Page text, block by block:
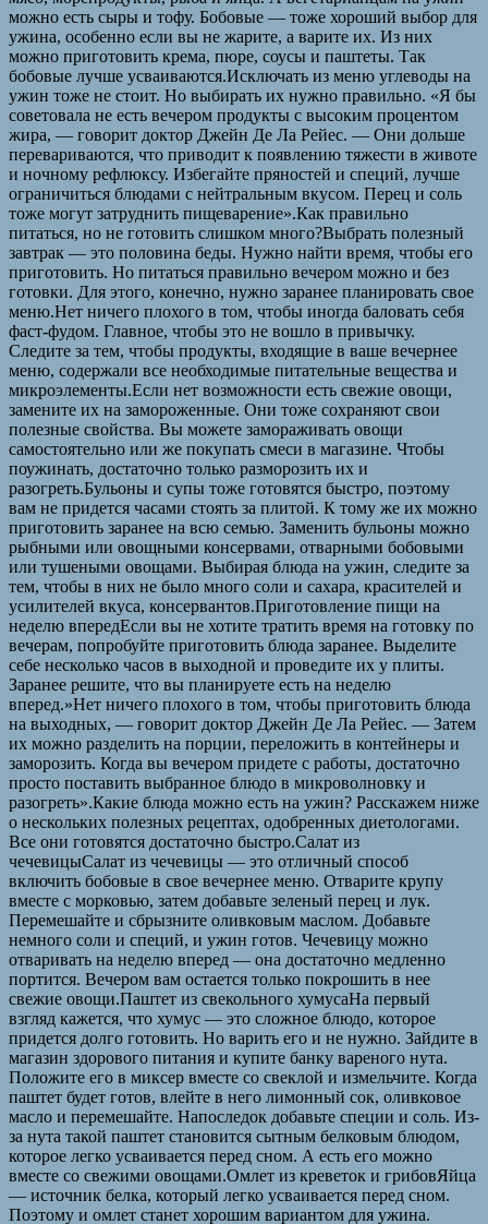
можно есть сыры и тофу. Бобовые — тоже хороший выбор для
ужина, особенно если вы не жарите, а варите их. Из них
можно приготовить крема, пюре, соусы и паштеты. Так
бобовые лучше усваиваются.Исключать из меню углеводы на
ужин тоже не стоит. Но выбирать их нужно правильно. «Я бы
советовала не есть вечером продукты с высоким процентом
жира, — говорит доктор Джейн Де Ла Рейес. — Они дольше
перевариваются, что приводит к появлению тяжести в животе
и ночному рефлюксу. Избегайте пряностей и специй, лучше
ограничиться блюдами с нейтральным вкусом. Перец и соль
тоже могут затруднить пищеварение».Как правильно
питаться, но не готовить слишком много?Выбрать полезный
завтрак — это половина беды. Нужно найти время, чтобы его
приготовить. Но питаться правильно вечером можно и без
готовки. Для этого, конечно, нужно заранее планировать свое
меню.Нет ничего плохого в том, чтобы иногда баловать себя
фаст-фудом. Главное, чтобы это не вошло в привычку.
Следите за тем, чтобы продукты, входящие в ваше вечернее
меню, содержали все необходимые питательные вещества и
микроэлементы.Если нет возможности есть свежие овощи,
замените их на замороженные. Они тоже сохраняют свои
полезные свойства. Вы можете замораживать овощи
самостоятельно или же покупать смеси в магазине. Чтобы
поужинать, достаточно только разморозить их и
разогреть.Бульоны и супы тоже готовятся быстро, поэтому
вам не придется часами стоять за плитой. К тому же их можно
приготовить заранее на всю семью. Заменить бульоны можно
рыбными или овощными консервами, отварными бобовыми
или тушеными овощами. Выбирая блюда на ужин, следите за
тем, чтобы в них не было много соли и сахара, красителей и
усилителей вкуса, консервантов.Приготовление пищи на
неделю впередЕсли вы не хотите тратить время на готовку по
вечерам, попробуйте приготовить блюда заранее. Выделите
себе несколько часов в выходной и проведите их у плиты.
Заранее решите, что вы планируете есть на неделю
вперед.»Нет ничего плохого в том, чтобы приготовить блюда
на выходных, — говорит доктор Джейн Де Ла Рейес. — Затем
их можно разделить на порции, переложить в контейнеры и
заморозить. Когда вы вечером придете с работы, достаточно
просто поставить выбранное блюдо в микроволновку и
разогреть».Какие блюда можно есть на ужин? Расскажем ниже
о нескольких полезных рецептах, одобренных диетологами.
Все они готовятся достаточно быстро.Салат из
чечевицыСалат из чечевицы — это отличный способ
включить бобовые в свое вечернее меню. Отварите крупу
вместе с морковью, затем добавьте зеленый перец и лук.
Перемешайте и сбрызните оливковым маслом. Добавьте
немного соли и специй, и ужин готов. Чечевицу можно
отваривать на неделю вперед — она достаточно медленно
портится. Вечером вам остается только покрошить в нее
свежие овощи.Паштет из свекольного хумусаНа первый
взгляд кажется, что хумус — это сложное блюдо, которое
придется долго готовить. Но варить его и не нужно. Зайдите в
магазин здорового питания и купите банку вареного нута.
Положите его в миксер вместе со свеклой и измельчите. Когда
паштет будет готов, влейте в него лимонный сок, оливковое
масло и перемешайте. Напоследок добавьте специи и соль. Из-
за нута такой паштет становится сытным белковым блюдом,
которое легко усваивается перед сном. А есть его можно
вместе со свежими овощами.Омлет из креветок и грибовЯйца
— источник белка, который легко усваивается перед сном.
Поэтому и омлет станет хорошим вариантом для ужина.